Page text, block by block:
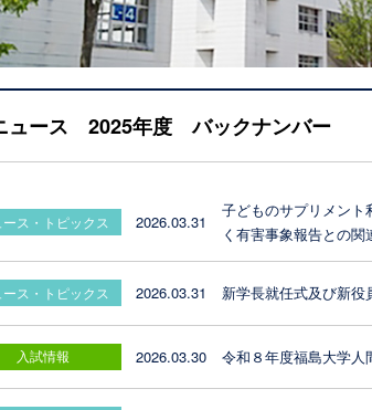
ュース 2025年度 バックナンバー
ス・トピックス 2026.03.31
子どものサプリメン
く有害事象報告との
ス・トピックス 2026.03.31 新学長就任式及び新
入試情報 2026.03.30 令和８年度福島大学人